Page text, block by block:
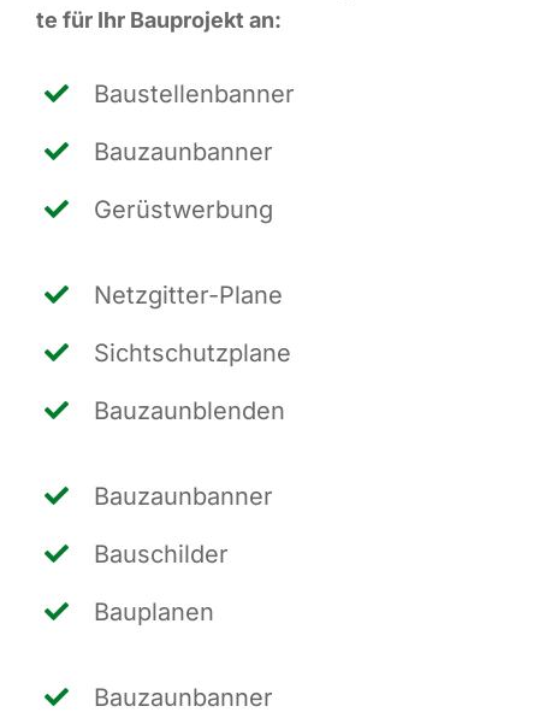
te für Ihr Bau­pro­jekt an:
Bau­stel­len­ban­ner
Bau­zaun­ban­ner
Gerüst­wer­bung
Netz­git­ter-Pla­ne
Sicht­schutz­pla­ne
Bau­zaun­blen­den
Bau­zaun­ban­ner
Bau­schil­der
Bau­pla­nen
Bau­zaun­ban­ner